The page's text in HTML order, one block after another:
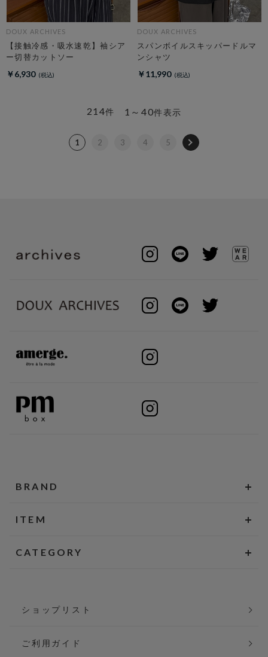
DOUX ARCHIVES
【接触冷感・吸水速乾】袖シア
ー切替カットソー
￥6,930
DOUX ARCHIVES
スパンボイルスキッパードルマ
ンシャツ
￥11,990
1～40件表示
214件
1 2 3 4 5
BRAND
ITEM
CATEGORY
ショップリスト
ご利用ガイド